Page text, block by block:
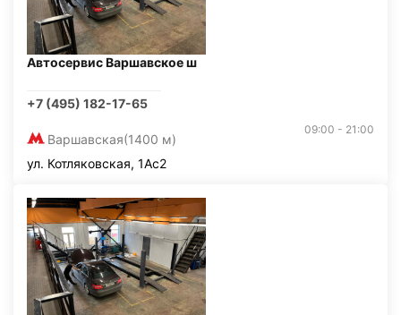
Автосервис Варшавское ш
+7 (495) 182-17-65
Варшавская(1400 м)
09:00 - 21:00
ул. Котляковская, 1Ас2